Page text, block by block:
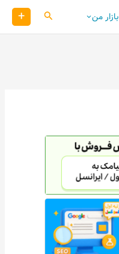
بازار من کاوش +